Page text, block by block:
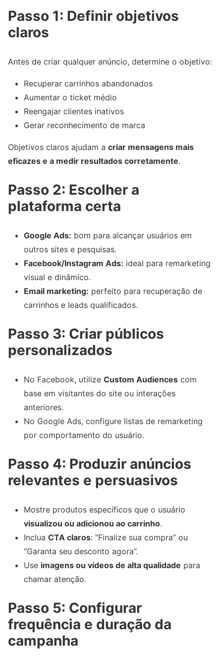
Passo 1: Definir objetivos
claros
Antes de criar qualquer anúncio, determine o objetivo:
Recuperar carrinhos abandonados
Aumentar o ticket médio
Reengajar clientes inativos
Gerar reconhecimento de marca
Objetivos claros ajudam a criar mensagens mais
eficazes e a medir resultados corretamente.
Passo 2: Escolher a
plataforma certa
Google Ads: bom para alcançar usuários em
outros sites e pesquisas.
Facebook/Instagram Ads: ideal para remarketing
visual e dinâmico.
Email marketing: perfeito para recuperação de
carrinhos e leads qualificados.
Passo 3: Criar públicos
personalizados
No Facebook, utilize Custom Audiences com
base em visitantes do site ou interações
anteriores.
No Google Ads, configure listas de remarketing
por comportamento do usuário.
Passo 4: Produzir anúncios
relevantes e persuasivos
Mostre produtos específicos que o usuário
visualizou ou adicionou ao carrinho.
Inclua CTA claros: “Finalize sua compra” ou
“Garanta seu desconto agora”.
Use imagens ou vídeos de alta qualidade para
chamar atenção.
Passo 5: Configurar
frequência e duração da
campanha